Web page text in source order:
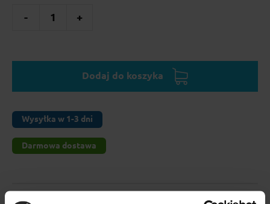
- 1 +
Dodaj do koszyka
Wysyłka w 1-3 dni
Darmowa dostawa